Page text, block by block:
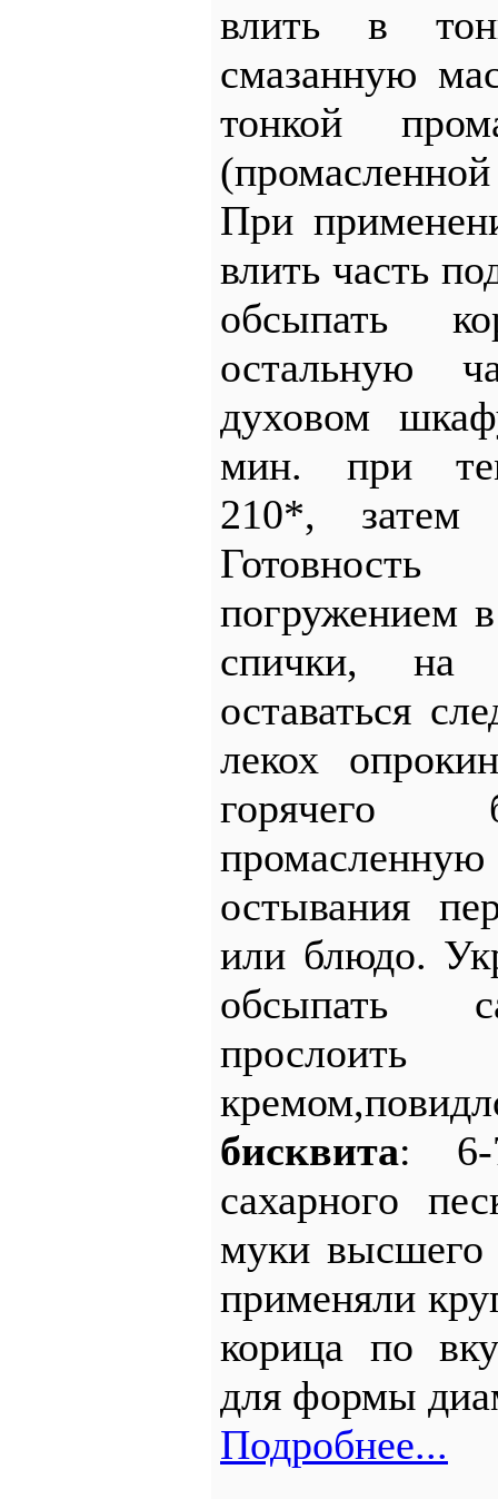
влить в
смазанную
тонкой
При
влить часть
обсыпать
остальную
духовом
мин. при
210*, затем
погружением
спички,
оставаться
лекох
горячего
остывания
или блюдо.
обсыпать
бисквита: 6-
сахарного
муки высшего
применяли
корица по
для формы
Подробнее...